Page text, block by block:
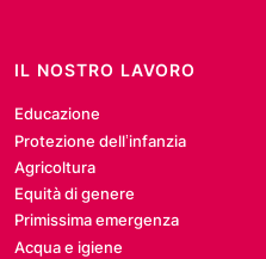
IL NOSTRO LAVORO
Educazione
Protezione dell’infanzia
Agricoltura
Equità di genere
Primissima emergenza
Acqua e igiene